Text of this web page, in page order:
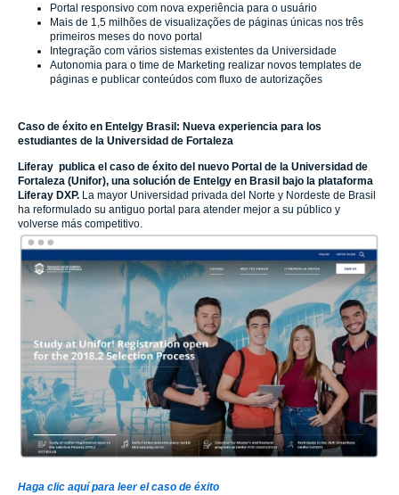
Portal responsivo com nova experiência para o usuário
Mais de 1,5 milhões de visualizações de páginas únicas nos três
primeiros meses do novo portal
Integração com vários sistemas existentes da Universidade
Autonomia para o time de Marketing realizar novos templates de
páginas e publicar conteúdos com fluxo de autorizações
Caso de éxito en Entelgy Brasil: Nueva experiencia para los
estudiantes de la Universidad de Fortaleza
Liferay publica el caso de éxito del nuevo Portal de la Universidad de
Fortaleza (Unifor), una solución de Entelgy en Brasil bajo la plataforma
Liferay DXP. La mayor Universidad privada del Norte y Nordeste de Brasil
ha reformulado su antiguo portal para atender mejor a su público y
volverse más competitivo.
Haga clic aquí para leer el caso de éxito